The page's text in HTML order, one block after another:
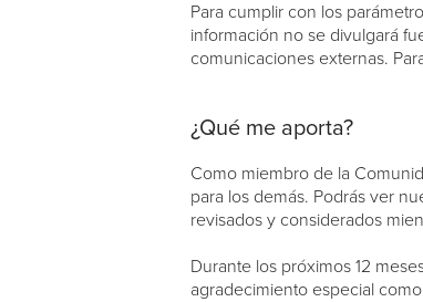
Para cumplir con los
información no se divulgará
comunicaciones externas.
¿Qué me aporta?
Como miembro de la
para los demás. Podrás ver
revisados y considerados
Durante los próximos 12
agradecimiento especial